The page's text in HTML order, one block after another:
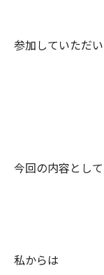
参加していただ
今回の内容とし
私からは